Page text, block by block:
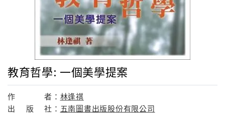
教育哲學: 一個美學提案
作 者： 林逢祺
出
版 社： 五南圖書出版股份有限公司